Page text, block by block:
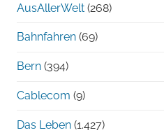
AusAllerWelt (268)
Bahnfahren (69)
Bern (394)
Cablecom (9)
Das Leben (1.427)